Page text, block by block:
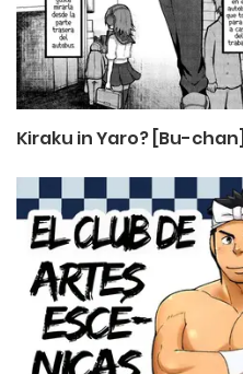
Kiraku in Yaro? [Bu-chan]